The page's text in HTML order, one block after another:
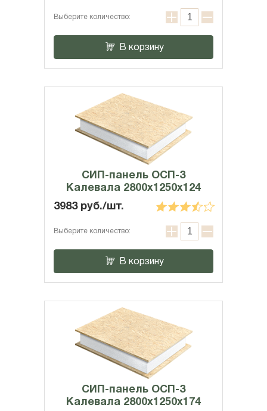
Выберите количество:
В корзину
СИП-панель ОСП-3
Калевала 2800x1250x124
3983 руб./шт.
Выберите количество:
В корзину
СИП-панель ОСП-3
Калевала 2800x1250x174